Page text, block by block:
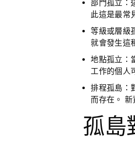
部門孤立：
此這是最常
等級或層級
就會發生這
地點孤立：
工作的個人
排程孤島：
而存在。 新
孤島